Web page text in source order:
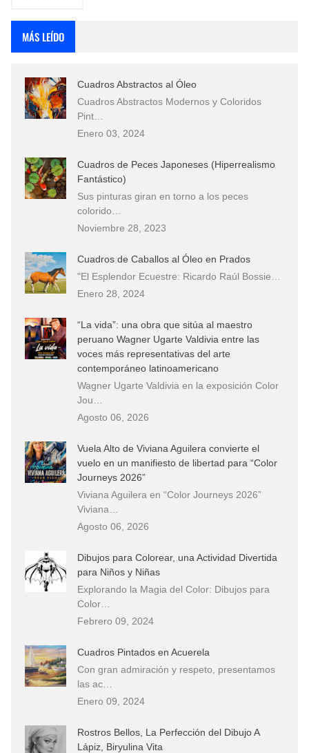
MÁS LEÍDO
Cuadros Abstractos al Óleo
Cuadros Abstractos Modernos y Coloridos
Pint…
Enero 03, 2024
Cuadros de Peces Japoneses (Hiperrealismo
Fantástico)
Sus pinturas giran en torno a los peces
colorido…
Noviembre 28, 2023
Cuadros de Caballos al Óleo en Prados
"El Esplendor Ecuestre: Ricardo Raúl Bossie…
Enero 28, 2024
“La vida”: una obra que sitúa al maestro
peruano Wagner Ugarte Valdivia entre las
voces más representativas del arte
contemporáneo latinoamericano
Wagner Ugarte Valdivia en la exposición Color
Jou…
Agosto 06, 2026
Vuela Alto de Viviana Aguilera convierte el
vuelo en un manifiesto de libertad para “Color
Journeys 2026”
Viviana Aguilera en “Color Journeys 2026”
Viviana…
Agosto 06, 2026
Dibujos para Colorear, una Actividad Divertida
para Niños y Niñas
Explorando la Magia del Color: Dibujos para
Color…
Febrero 09, 2024
Cuadros Pintados en Acuerela
Con gran admiración y respeto, presentamos
las ac…
Enero 09, 2024
Rostros Bellos, La Perfección del Dibujo A
Lápiz, Biryulina Vita